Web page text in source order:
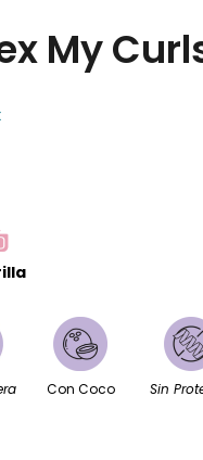
My
Con Coco Sin